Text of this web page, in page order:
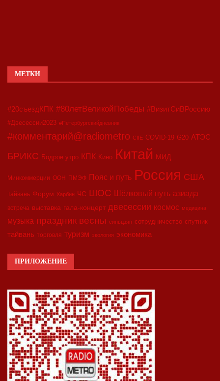
МЕТКИ
#20съездКПК #80летВеликойПобеды #ВизитСиВРоссию
#Двесессии2023 #Петербургскийдневник
#комментарий@radiometro CIIE COVID-19 G20 АТЭС
БРИКС Бодрое утро КПК Кино Китай МИД
Минкоммерции ООН ПМЭФ Пояс и путь Россия США
Тайвань Форум Харбин ЧС ШОС Шёлковый путь азиада
встреча выставка гала-концерт двесессии космос медицина
музыка праздник весны синьцзян сотрудничество спутник
тайвань торговля туризм экология экономика
ПРИЛОЖЕНИЕ